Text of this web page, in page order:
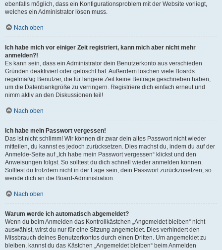
ebenfalls möglich, dass ein Konfigurationsproblem mit der Website vorliegt,
welches ein Administrator lösen muss.
Nach oben
Ich habe mich vor einiger Zeit registriert, kann mich aber nicht mehr
anmelden?!
Es kann sein, dass ein Administrator dein Benutzerkonto aus verschieden
Gründen deaktiviert oder gelöscht hat. Außerdem löschen viele Boards
regelmäßig Benutzer, die für längere Zeit keine Beiträge geschrieben haben,
um die Datenbankgröße zu verringern. Registriere dich einfach erneut und
nimm aktiv an den Diskussionen teil!
Nach oben
Ich habe mein Passwort vergessen!
Das ist nicht schlimm! Wir können dir zwar dein altes Passwort nicht wieder
mitteilen, du kannst es jedoch zurücksetzen. Dies machst du, indem du auf der
Anmelde-Seite auf „Ich habe mein Passwort vergessen“ klickst und den
Anweisungen folgst. So solltest du dich schnell wieder anmelden können.
Solltest du trotzdem nicht in der Lage sein, dein Passwort zurückzusetzen, so
wende dich an die Board-Administration.
Nach oben
Warum werde ich automatisch abgemeldet?
Wenn du beim Anmelden das Kontrollkästchen „Angemeldet bleiben“ nicht
auswählst, wirst du nur für eine Sitzung angemeldet. Dies verhindert den
Missbrauch deines Benutzerkontos durch einen Dritten. Um angemeldet zu
bleiben, kannst du das Kästchen „Angemeldet bleiben“ beim Anmelden